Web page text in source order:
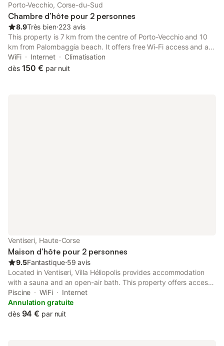
Porto-Vecchio, Corse-du-Sud
Chambre d’hôte pour 2 personnes
8.9Très bien⋅223 avis
This property is 7 km from the centre of Porto-Vecchio and 10
km from Palombaggia beach. It offers free Wi-Fi access and a
terrace with aromatic plants. The owner can show you how to
make essential oils.
WiFi Internet
Climatisation
dès 150 € par nuit
Ventiseri, Haute-Corse
Maison d’hôte pour 2 personnes
9.5Fantastique⋅59 avis
Located in Ventiseri, Villa Héliopolis provides accommodation
with a sauna and an open-air bath. This property offers access
to a terrace, free private parking and free WiFi.
Piscine WiFi
Internet
Annulation gratuite
dès 94 € par nuit